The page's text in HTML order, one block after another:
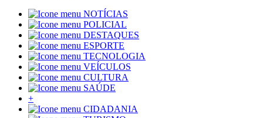
NOTÍCIAS
POLICIAL
DESTAQUES
ESPORTE
TECNOLOGIA
VEÍCULOS
CULTURA
SAÚDE
+
CIDADANIA